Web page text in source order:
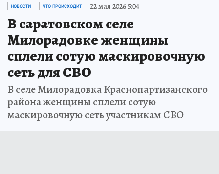
НОВОСТИ ЧТО ПРОИСХОДИТ 22 мая 2026 5:04
В саратовском селе
Милорадовке женщины
сплели сотую маскировочную
сеть для СВО
В селе Милорадовка Краснопартизанского
района женщины сплели сотую
маскировочную сеть участникам СВО